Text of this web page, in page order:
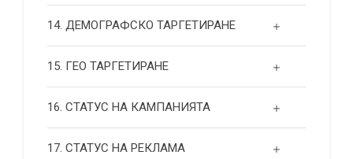
14. ДЕМОГРАФСКО ТАРГЕТИРАНЕ
15. ГЕО ТАРГЕТИРАНЕ
16. СТАТУС НА КАМПАНИЯТА
17. СТАТУС НА РЕКЛАМА